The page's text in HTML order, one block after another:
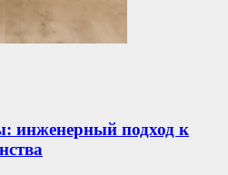
инженерный подход к